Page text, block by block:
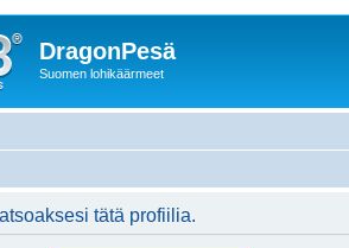
DragonPesä
Suomen lohikäärmeet
tätä profiilia.